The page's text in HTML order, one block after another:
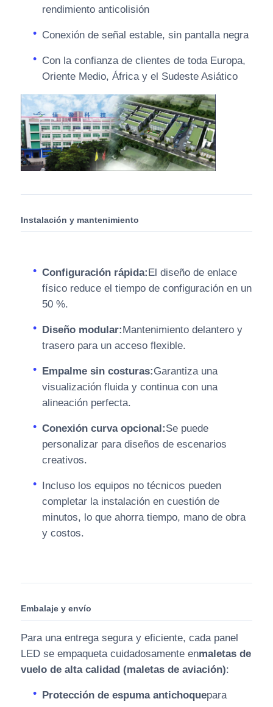
rendimiento anticolisión
Conexión de señal estable, sin pantalla negra
Con la confianza de clientes de toda Europa,
Oriente Medio, África y el Sudeste Asiático
Instalación y mantenimiento
Configuración rápida:El diseño de enlace
físico reduce el tiempo de configuración en un
50 %.
Diseño modular:Mantenimiento delantero y
trasero para un acceso flexible.
Empalme sin costuras:Garantiza una
visualización fluida y continua con una
alineación perfecta.
Conexión curva opcional:Se puede
personalizar para diseños de escenarios
creativos.
Incluso los equipos no técnicos pueden
completar la instalación en cuestión de
minutos, lo que ahorra tiempo, mano de obra
y costos.
Embalaje y envío
Para una entrega segura y eficiente, cada panel
LED se empaqueta cuidadosamente enmaletas de
vuelo de alta calidad (maletas de aviación):
Protección de espuma antichoquepara